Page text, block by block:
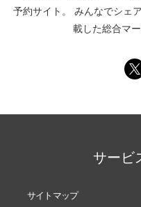
予約サイト。
みんなでシェ
載した総合マ
サービ
サイトマップ